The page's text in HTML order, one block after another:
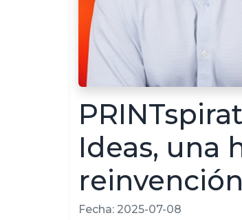
Ideas, una
reinvención
Fecha: 2025-07-08